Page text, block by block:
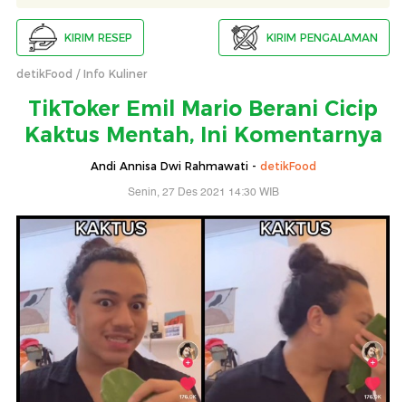
KIRIM RESEP KIRIM PENGALAMAN
detikFood Info Kuliner
TikToker Emil Mario Berani Cicip
Kaktus Mentah, Ini Komentarnya
Andi Annisa Dwi Rahmawati - detikFood
Senin, 27 Des 2021 14:30 WIB